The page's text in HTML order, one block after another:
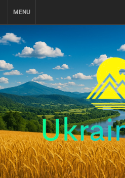
MENU
UKRAINE-IS
ПУТЕШЕСТВИЕ ПО